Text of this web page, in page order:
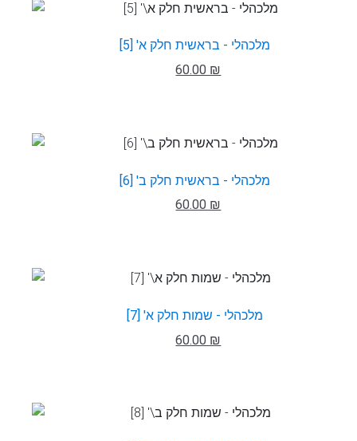
מלכהלי - בראשית חלק א' [5]
60.00 ₪
מלכהלי - בראשית חלק ב' [6]
60.00 ₪
מלכהלי - שמות חלק א' [7]
60.00 ₪